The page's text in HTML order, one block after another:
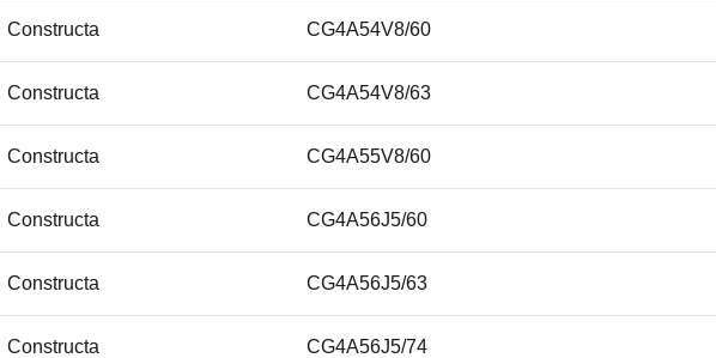
Constructa CG4A54V8/60
Constructa CG4A54V8/63
Constructa CG4A55V8/60
Constructa CG4A56J5/60
Constructa CG4A56J5/63
Constructa CG4A56J5/74